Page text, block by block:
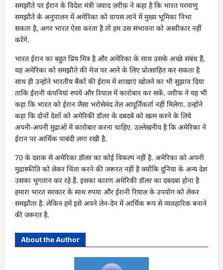
समझौते पर ईरान के विदेश मंत्री जवाद ज़रीफ़ ने कहा है कि भारत परमाणु
समझौते के अनुपालन में अमेरिका को वापस लाने में मुख्य भूमिका निभा
सकता है, अगर भारत ऐसा करता है तो हम उस संभावना को अस्वीकार नहीं
करेंगे.
भारत ईरान का बहुत प्रिय मित्र है और अमेरिका के साथ उसके अच्छे संबंध हैं,
यह अमेरिका को समझौते की मेज पर आने के लिए प्रोत्साहित कर सकता है
साथ ही उन्होंने भारतीय बैंकों की ईराम में शाखाएं खोलने का भी सुझाव दिया
ताकि ईरानी कंपनियां रुपये और रियाल में कारोबार कर सकें. जरीफ ने यह भी
कहा कि भारत को ईरान जैसा भरोसेमंद तेल आपूर्तिकर्ता नहीं मिलेगा. उन्होंने
कहा कि दोनों देशों को अमेरिकी डॉलर के दबदबे को खत्म करने के लिये
अपनी-अपनी मुद्राओं में कारोबार करना चाहिए. उल्लेखनीय है कि अमेरिका ने
ईरान पर आर्थिक पाबंदी लगा रखी है.
70 के दशक से अमेरिका डॉलर का कोई विकल्प नहीं है. अमेरिका को अपनी
मुद्रास्फीति को लेकर चिंता करने की जरूरत नहीं है क्योंकि दुनिया के अन्य देश
उसका भुगतान कर रहे हैं. इसका कारण अमेरिकी डॉलर का दबदबा होना है
हमारा भारत सरकार के साथ रुपया और ईरानी रियाल के उपयोग को लेकर
समझौता है. लेकिन हमें इसे अपने लेन-देन में आर्थिक रूप से व्यवहारिक बनाने
की जरूरत है.
About the Author